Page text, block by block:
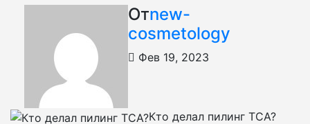
Отnew-
cosmetology
Фев 19, 2023
Кто делал пилинг ТСА?